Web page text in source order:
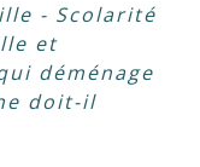
- Scolarité
et
déménage
doit-il